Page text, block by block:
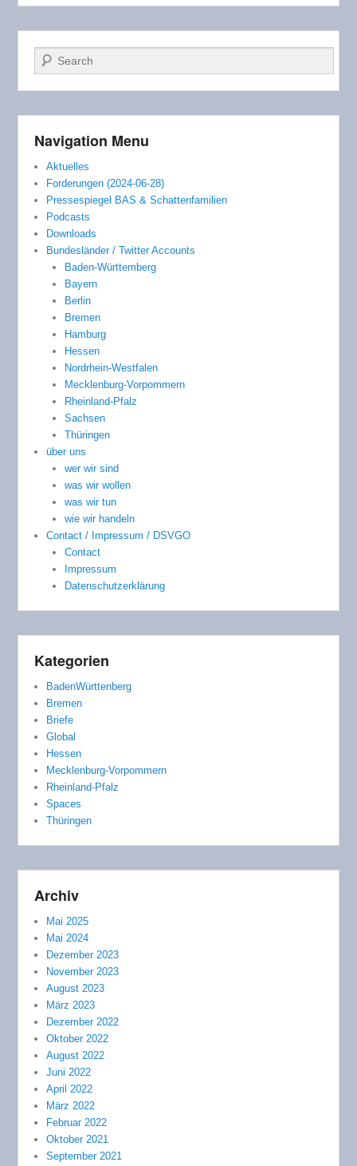
Suchen
Navigation Menu
Aktuelles
Forderungen (2024-06-28)
Pressespiegel BAS & Schattenfamilien
Podcasts
Downloads
Bundesländer / Twitter Accounts
Baden-Württemberg
Bayern
Berlin
Bremen
Hamburg
Hessen
Nordrhein-Westfalen
Mecklenburg-Vorpommern
Rheinland-Pfalz
Sachsen
Thüringen
über uns
wer wir sind
was wir wollen
was wir tun
wie wir handeln
Contact / Impressum / DSVGO
Contact
Impressum
Datenschutzerklärung
Kategorien
BadenWürttenberg
Bremen
Briefe
Global
Hessen
Mecklenburg-Vorpommern
Rheinland-Pfalz
Spaces
Thüringen
Archiv
Mai 2025
Mai 2024
Dezember 2023
November 2023
August 2023
März 2023
Dezember 2022
Oktober 2022
August 2022
Juni 2022
April 2022
März 2022
Februar 2022
Oktober 2021
September 2021